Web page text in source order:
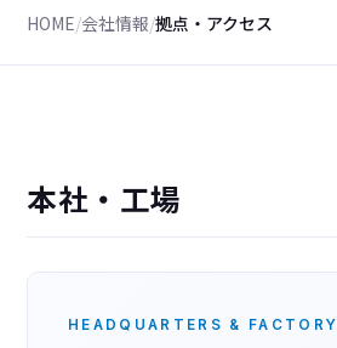
HOME/会社情報/拠点・アクセス
本社・工場
HEADQUARTERS & FACTORY